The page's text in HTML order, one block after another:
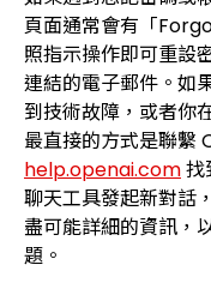
頁面通常會有「
照指示操作即可重設
連結的電子郵件。如
到技術故障，或者你
最直接的方式是聯繫
help.openai.com找
聊天工具發起新對話
盡可能詳細的資訊，
題。